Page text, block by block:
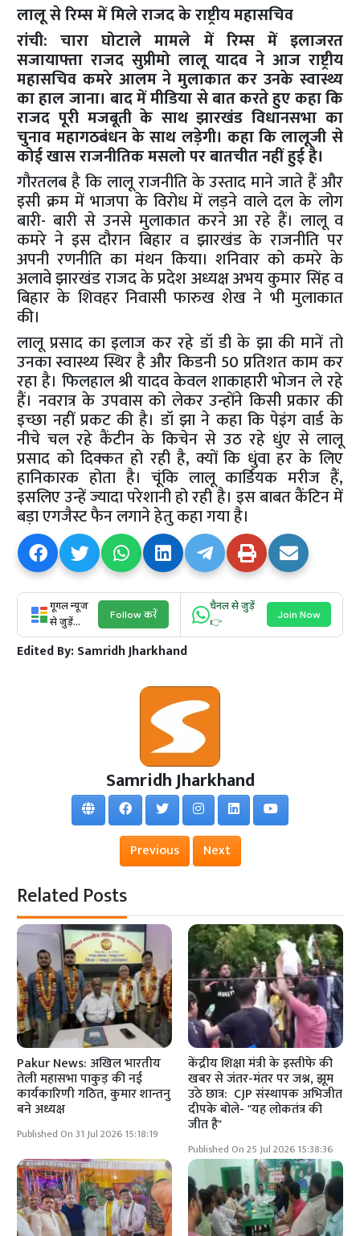
लालू से रिम्स में मिले राजद के राष्ट्रीय महासचिव
रांची: चारा घोटाले मामले में रिम्स में इलाजरत
सजायाफ्ता राजद सुप्रीमो लालू यादव ने आज राष्ट्रीय
महासचिव कमरे आलम ने मुलाकात कर उनके स्वास्थ्य
का हाल जाना। बाद में मीडिया से बात करते हुए कहा कि
राजद पूरी मजबूती के साथ झारखंड विधानसभा का
चुनाव महागठबंधन के साथ लड़ेगी। कहा कि लालूजी से
कोई खास राजनीतिक मसलो पर बातचीत नहीं हुई है।
गौरतलब है कि लालू राजनीति के उस्ताद माने जाते हैं और
इसी क्रम में भाजपा के विरोध में लड़ने वाले दल के लोग
बारी- बारी से उनसे मुलाकात करने आ रहे हैं। लालू व
कमरे ने इस दौरान बिहार व झारखंड के राजनीति पर
अपनी रणनीति का मंथन किया। शनिवार को कमरे के
अलावे झारखंड राजद के प्रदेश अध्‍यक्ष अभय कुमार सिंह व
बिहार के शिवहर निवासी फारुख शेख ने भी मुलाकात
की।
लालू प्रसाद का इलाज कर रहे डॉ डी के झा की मानें तो
उनका स्वास्थ्य स्थिर है और किडनी 50 प्रतिशत काम कर
रहा है। फिलहाल श्री यादव केवल शाकाहारी भोजन ले रहे
हैं। नवरात्र के उपवास को लेकर उन्होंने किसी प्रकार की
इच्छा नहीं प्रकट की है। डॉ झा ने कहा कि पेइंग वार्ड के
नीचे चल रहे कैंटीन के किचेन से उठ रहे धुंए से लालू
प्रसाद को दिक्कत हो रही है, क्यों कि धुंवा हर के लिए
हानिकारक होता है। चूंकि लालू कार्डियक मरीज हैं,
इसलिए उन्हें ज्यादा परेशानी हो रही है। इस बाबत कैंटिन में
बड़ा एगजैस्ट फैन लगाने हेतु कहा गया है।
गूगल न्यूज
से जुड़ें...
Follow करें
चैनल से जुड़ें
👉
Join Now
Edited By:Samridh Jharkhand
Samridh Jharkhand
Previous Next
Related Posts
Pakur News: अखिल भारतीय
तेली महासभा पाकुड़ की नई
कार्यकारिणी गठित, कुमार शान्तनु
बने अध्यक्ष
Published On 31 Jul 2026 15:18:19
केंद्रीय शिक्षा मंत्री के इस्तीफे की
खबर से जंतर-मंतर पर जश्न, झूम
उठे छात्र: CJP संस्थापक अभिजीत
दीपके बोले- "यह लोकतंत्र की
जीत है"
Published On 25 Jul 2026 15:38:36